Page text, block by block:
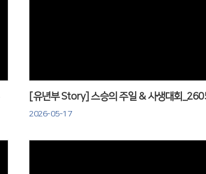
[유년부 Story] 스승의 주일 & 사생대회
2026-05-17